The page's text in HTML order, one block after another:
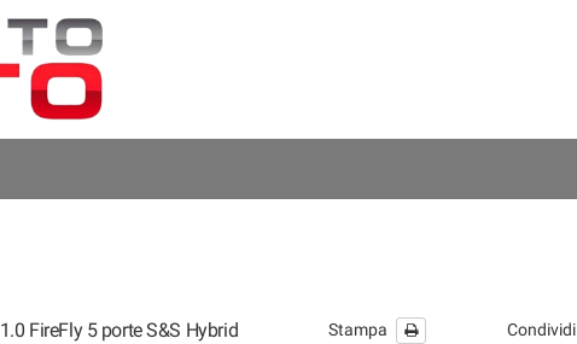
1.0 FireFly 5 porte S&S Hybrid
Stampa Condividi